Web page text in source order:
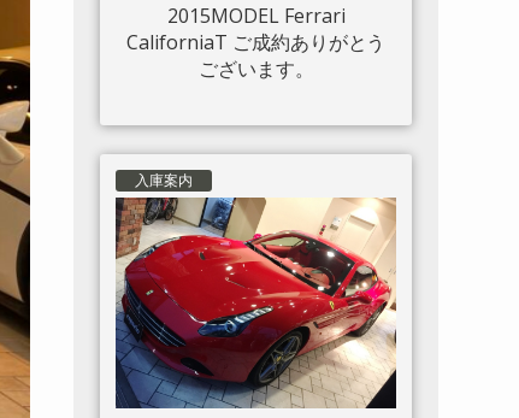
2015MODEL Ferrari
CaliforniaT ご成約ありがとう
ございます。
入庫案内